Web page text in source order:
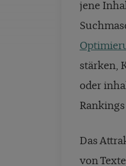
jene
stärken,
oder
Das
von